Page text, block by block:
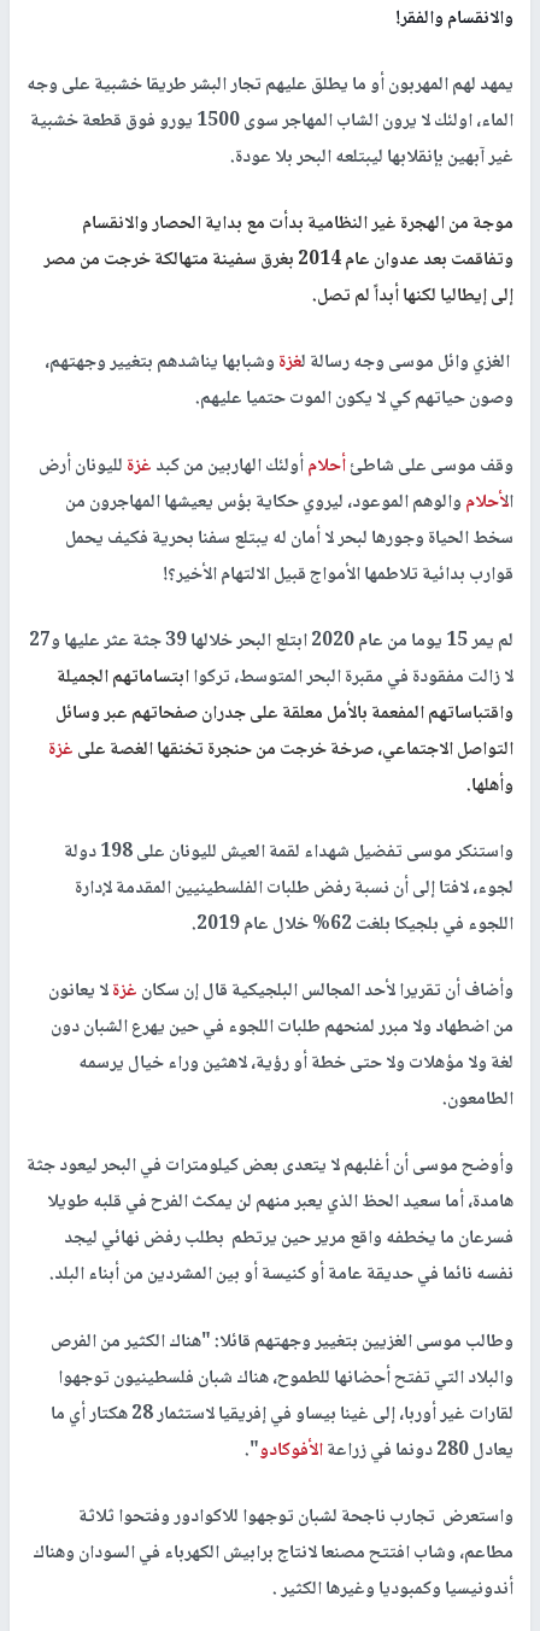
والانقسام والفقر!
يمهد لهم المهربون أو ما يطلق عليهم تجار البشر طريقا خشبية على وجه
الماء، اولئك لا يرون الشاب المهاجر سوى 1500 يورو فوق قطعة خشبية
غير آبهين بإنقلابها ليبتلعه البحر بلا عودة.
موجة من الهجرة غير النظامية بدأت مع بداية الحصار والانقسام
وتفاقمت بعد عدوان عام 2014 بغرق سفينة متهالكة خرجت من مصر
إلى إيطاليا لكنها أبداً لم تصل.
الغزي وائل موسى وجه رسالة لغزةوشبابها يناشدهم بتغيير وجهتهم،
وصون حياتهم كي لا يكون الموت حتميا عليهم.
وقف موسى على شاطئأحلامأولئك الهاربين من كبدغزةلليونان أرض
الأحلاموالوهم الموعود، ليروي حكاية بؤس يعيشها المهاجرون من
سخط الحياة وجورها لبحر لا أمان له يبتلع سفنا بحرية فكيف يحمل
قوارب بدائية تلاطمها الأمواج قبيل الالتهام الأخير؟!
لم يمر 15 يوما من عام 2020 ابتلع البحر خلالها 39 جثة عثر عليها و27
لا زالت مفقودة في مقبرة البحر المتوسط، تركواابتساماتهم الجميلة
واقتباساتهم المفعمة بالأمل معلقة على جدران صفحاتهم عبر وسائل
التواصل الاجتماعي، صرخة خرجت من حنجرة تخنقها الغصة علىغزة
وأهلها.
واستنكر موسى تفضيل شهداء لقمة العيش لليونان على 198 دولة
لجوء، لافتا إلى أن نسبة رفض طلبات الفلسطينيين المقدمة لإدارة
اللجوء في بلجيكا بلغت 62% خلال عام 2019.
وأضاف أن تقريرا لأحد المجالس البلجيكية قال إن سكانغزةلا يعانون
من اضطهاد ولا مبرر لمنحهم طلبات اللجوء في حين يهرع الشبان دون
لغة ولا مؤهلات ولا حتى خطة أو رؤية، لاهثين وراء خيال يرسمه
الطامعون.
وأوضح موسى أن أغلبهم لا يتعدى بعض كيلومترات في البحر ليعود جثة
هامدة، أما سعيد الحظ الذي يعبر منهم لن يمكث الفرح في قلبه طويلا
فسرعان ما يخطفه واقع مرير حين يرتطم بطلب رفض نهائي ليجد
نفسه نائما في حديقة عامة أو كنيسة أو بين المشردين من أبناء البلد.
وطالب موسى الغزيين بتغيير وجهتهم قائلا: "هناك الكثير من الفرص
والبلاد التي تفتح أحضانها للطموح، هناك شبان فلسطينيون توجهوا
لقارات غير أوربا، إلى غينا بيساو في إفريقيا لاستثمار 28 هكتار أي ما
يعادل 280 دونما في زراعة
الأفوكادو".
واستعرض تجارب ناجحة لشبان توجهوا للاكوادور وفتحوا ثلاثة
مطاعم، وشاب افتتح مصنعا لانتاج برابيش الكهرباء في السودان وهناك
أندونيسيا وكمبوديا وغيرها الكثير .